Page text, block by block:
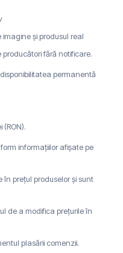
și produsul real
fără notificare.
permanentă
(RON).
informațiilor afișate pe
în prețul produselor și sunt
de a modifica prețurile în
plasării comenzii.